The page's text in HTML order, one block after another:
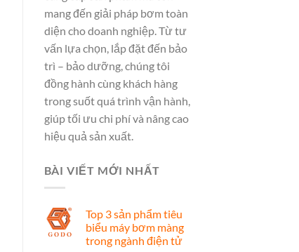
mang đến giải pháp bơm toàn
diện cho doanh nghiệp. Từ tư
vấn lựa chọn, lắp đặt đến bảo
trì – bảo dưỡng, chúng tôi
đồng hành cùng khách hàng
trong suốt quá trình vận hành,
giúp tối ưu chi phí và nâng cao
hiệu quả sản xuất.
BÀI VIẾT MỚI NHẤT
Top 3 sản phẩm tiêu
biểu máy bơm màng
trong ngành điện tử